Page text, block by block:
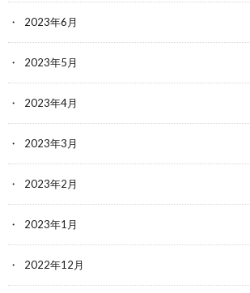
2023年6月
2023年5月
2023年4月
2023年3月
2023年2月
2023年1月
2022年12月